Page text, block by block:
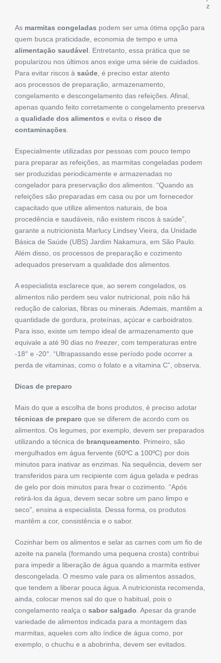
z
As marmitas congeladas podem ser uma ótima opção para
quem busca praticidade, economia de tempo e uma
alimentação saudável. Entretanto, essa prática que se
popularizou nos últimos anos exige uma série de cuidados.
Para evitar riscos à saúde, é preciso estar atento
aos processos de preparação, armazenamento,
congelamento e descongelamento das refeições. Afinal,
apenas quando feito corretamente o congelamento preserva
a qualidade dos alimentos e evita o risco de
contaminações.
Especialmente utilizadas por pessoas com pouco tempo
para preparar as refeições, as marmitas congeladas podem
ser produzidas periodicamente e armazenadas no
congelador para preservação dos alimentos. “Quando as
refeições são preparadas em casa ou por um fornecedor
capacitado que utilize alimentos naturais, de boa
procedência e saudáveis, não existem riscos à saúde”,
garante a nutricionista Marlucy Lindsey Vieira, da Unidade
Básica de Saúde (UBS) Jardim Nakamura, em São Paulo.
Além disso, os processos de preparação e cozimento
adequados preservam a qualidade dos alimentos.
A especialista esclarece que, ao serem congelados, os
alimentos não perdem seu valor nutricional, pois não há
redução de calorias, fibras ou minerais. Ademais, mantêm a
quantidade de gordura, proteínas, açúcar e carboidratos.
Para isso, existe um tempo ideal de armazenamento que
equivale a até 90 dias no freezer, com temperaturas entre
-18° e -20°. “Ultrapassando esse período pode ocorrer a
perda de vitaminas, como o folato e a vitamina C”, observa.
Dicas de preparo
Mais do que a escolha de bons produtos, é preciso adotar
técnicas de preparo que se diferem de acordo com os
alimentos. Os legumes, por exemplo, devem ser preparados
utilizando a técnica de branqueamento. Primeiro, são
mergulhados em água fervente (60ºC a 100ºC) por dois
minutos para inativar as enzimas. Na sequência, devem ser
transferidos para um recipiente com água gelada e pedras
de gelo por dois minutos para frear o cozimento. “Após
retirá-los da água, devem secar sobre um pano limpo e
seco”, ensina a especialista. Dessa forma, os produtos
mantêm a cor, consistência e o sabor.
Cozinhar bem os alimentos e selar as carnes com um fio de
azeite na panela (formando uma pequena crosta) contribui
para impedir a liberação de água quando a marmita estiver
descongelada. O mesmo vale para os alimentos assados,
que tendem a liberar pouca água. A nutricionista recomenda,
ainda, colocar menos sal do que o habitual, pois o
congelamento realça o sabor salgado. Apesar da grande
variedade de alimentos indicada para a montagem das
marmitas, aqueles com alto índice de água como, por
exemplo, o chuchu e a abobrinha, devem ser evitados.